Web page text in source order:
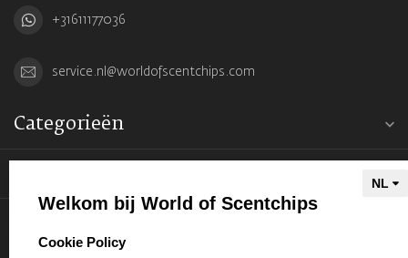
+31611177036
service.nl@worldofscentchips.com
Categorieën
Welkom bij World of Scentchips
select language
Cookie Policy